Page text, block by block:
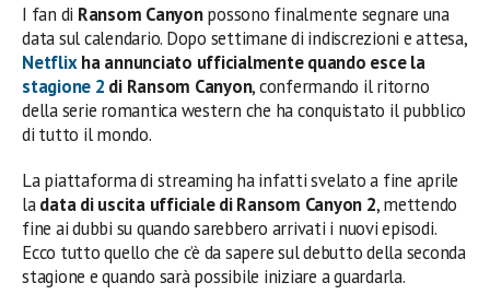
I fan di Ransom Canyonpossono finalmente segnare una
data sul calendario. Dopo settimane di indiscrezioni e attesa,
Netflixha annunciato ufficialmente quando esce la
stagione 2 di Ransom Canyon, confermando il ritorno
della serie romantica western che ha conquistato il pubblico
di tutto il mondo.
La piattaforma di streaming ha infatti svelato a fine aprile
ladata di uscita ufficiale di Ransom Canyon 2, mettendo
fine ai dubbi su quando sarebbero arrivati i nuovi episodi.
Ecco tutto quello che c’è da sapere sul debutto della seconda
stagione e quando sarà possibile iniziare a guardarla.